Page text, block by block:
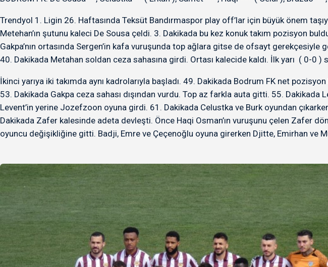
Trendyol 1. Ligin 26. Haftasında Teksüt Bandırmaspor play off’lar için büyük önem
Metehan’ın şutunu kaleci De Sousa çeldi. 3. Dakikada bu kez konuk takım pozisyon
Gakpa’nın ortasında Sergen’in kafa vuruşunda top ağlara gitse de ofsayt
40. Dakikada Metahan soldan ceza sahasına girdi. Ortası kalecide kaldı. İlk yarı ( 0-0 )
İkinci yarıya iki takımda aynı kadrolarıyla başladı. 49. Dakikada Bodrum FK net
53. Dakikada Gakpa ceza sahası dışından vurdu. Top az farkla auta gitti. 55. Dakikada
Levent’in yerine Jozefzoon oyuna girdi. 61. Dakikada Celustka ve Burk oyundan
Dakikada Zafer kalesinde adeta devleşti. Önce Haqi Osman’ın vuruşunu çelen Zafer
oyuncu değişikliğine gitti. Badji, Emre ve Çeçenoğlu oyuna girerken Djitte, Emirhan ve